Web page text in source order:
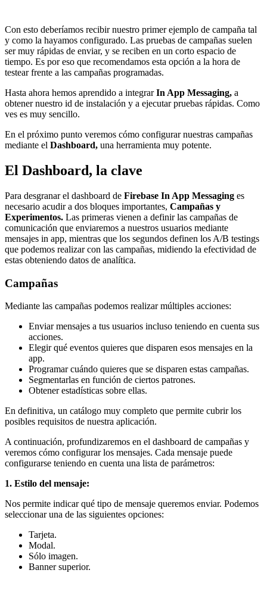
Con esto deberíamos recibir nuestro primer ejemplo de campaña tal
y como la hayamos configurado. Las pruebas de campañas suelen
ser muy rápidas de enviar, y se reciben en un corto espacio de
tiempo. Es por eso que recomendamos esta opción a la hora de
testear frente a las campañas programadas.
Hasta ahora hemos aprendido a integrarIn App Messaging, a
obtener nuestro id de instalación y a ejecutar pruebas rápidas. Como
ves es muy sencillo.
En el próximo punto veremos cómo configurar nuestras campañas
mediante el Dashboard, una herramienta muy potente.
El Dashboard, la clave
Para desgranar el dashboard de Firebase In App Messaging es
necesario acudir a dos bloques importantes, Campañas y
Experimentos. Las primeras vienen a definir las campañas de
comunicación que enviaremos a nuestros usuarios mediante
mensajes in app, mientras que los segundos definen los A/B testings
que podemos realizar con las campañas, midiendo la efectividad de
estas obteniendo datos de analítica.
Campañas
Mediante las campañas podemos realizar múltiples acciones:
Enviar mensajes a tus usuarios incluso teniendo en cuenta sus
acciones.
Elegir qué eventos quieres que disparen esos mensajes en la
app.
Programar cuándo quieres que se disparen estas campañas.
Segmentarlas en función de ciertos patrones.
Obtener estadísticas sobre ellas.
En definitiva, un catálogo muy completo que permite cubrir los
posibles requisitos de nuestra aplicación.
A continuación, profundizaremos en el dashboard de campañas y
veremos cómo configurar los mensajes. Cada mensaje puede
configurarse teniendo en cuenta una lista de parámetros:
1. Estilo del mensaje:
Nos permite indicar qué tipo de mensaje queremos enviar. Podemos
seleccionar una de las siguientes opciones:
Tarjeta.
Modal.
Sólo imagen.
Banner superior.